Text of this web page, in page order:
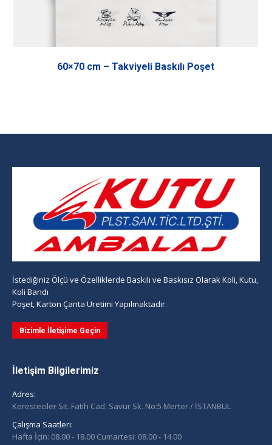
60×70 cm – Takviyeli Baskılı Poşet
İstediğiniz Ölçü ve Özelliklerde Baskılı ve Baskısız Olarak Koli, Kutu,
Koli Bandı
Poşet, Karton Çanta Üretimi Yapılmaktadır.
Bizimle İletişime Geçin
İletişim Bilgilerimiz
Adres:
Keresteciler Sit. Fatih Cad. Savur Sk. No:5 Merter / İSTANBUL
Çalışma Saatleri:
Hafta İçin: 08.00 - 18.00 Cumartesi: 08.00 - 14.00